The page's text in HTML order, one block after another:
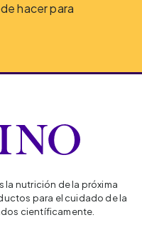
hacer para
la nutrición de la próxima
para el cuidado de la
científicamente.